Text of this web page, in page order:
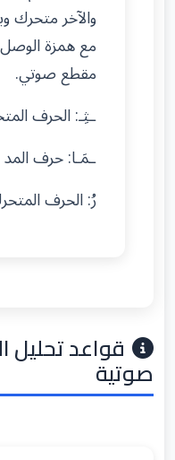
والآخر متحرك
مع همزة
مقطع صوتي.
ـثِـ: الحرف
ـمَـا: حرف
رُ: الحرف
قواعد تحليل
صوتية